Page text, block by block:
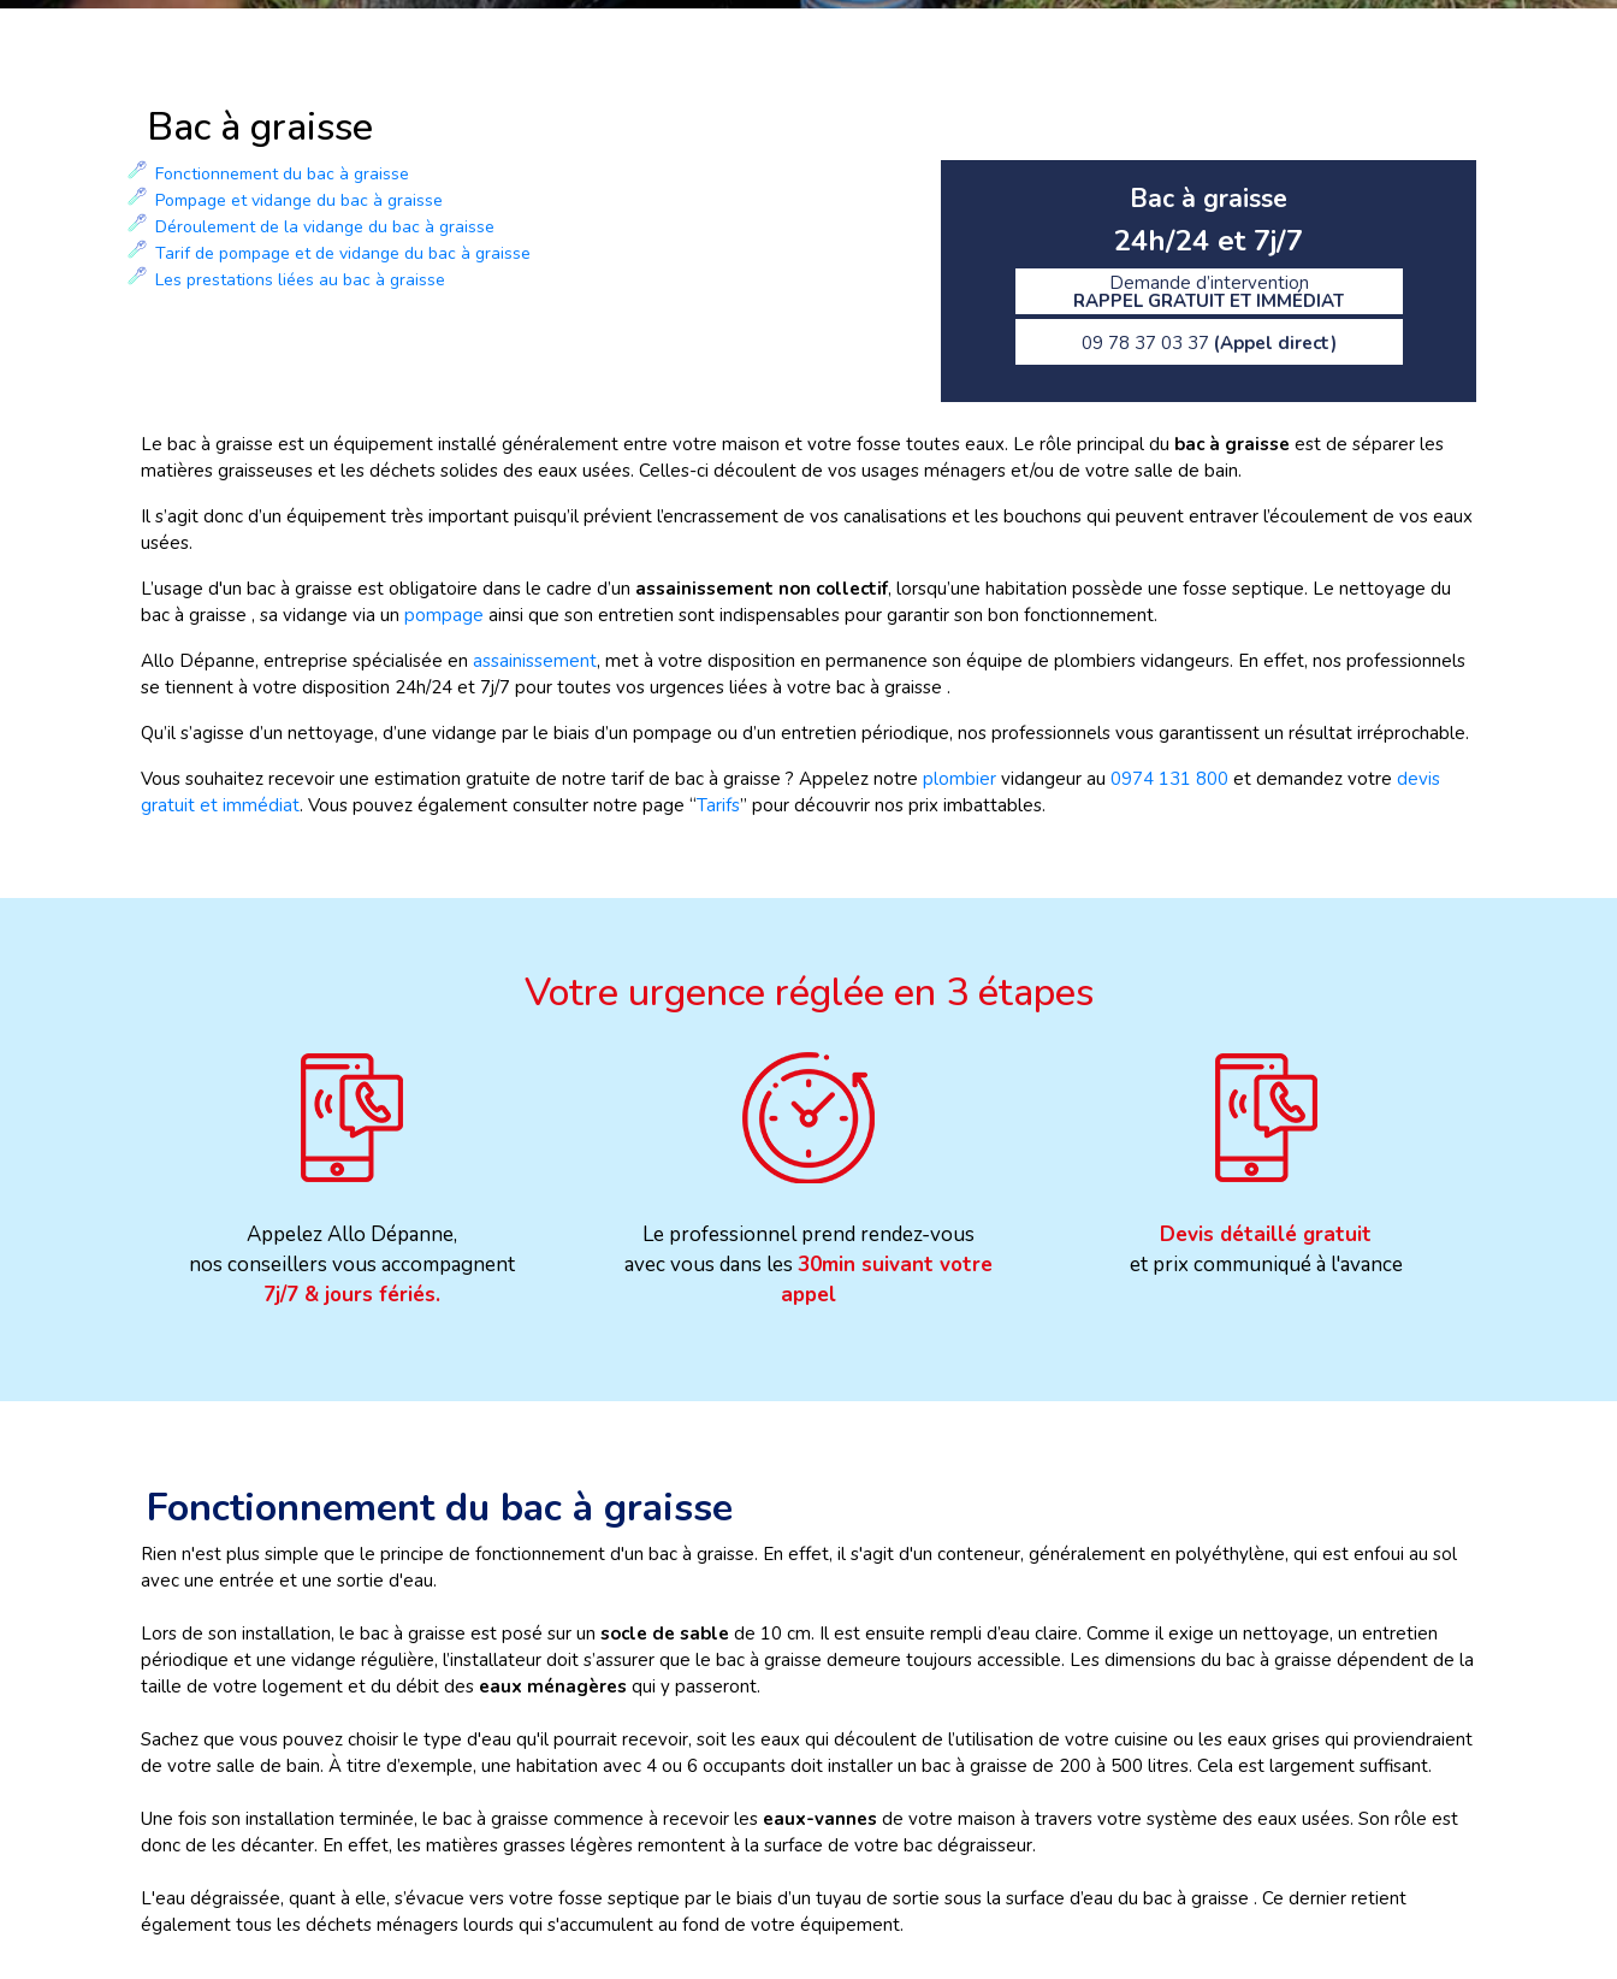
Bac à graisse
Fonctionnement du bac à graisse
Pompage et vidange du bac à graisse
Déroulement de la vidange du bac à graisse
Tarif de pompage et de vidange du bac à graisse
Les prestations liées au bac à graisse
Bac à graisse
24h/24 et 7j/7
Demande d’intervention
RAPPEL GRATUIT ET IMMÉDIAT
09 78 37 03 37 (Appel direct)
Le bac à graisse est un équipement installé généralement entre votre maison et votre fosse toutes eaux. Le rôle principal du bac à graisse est de séparer les
matières graisseuses et les déchets solides des eaux usées. Celles-ci découlent de vos usages ménagers et/ou de votre salle de bain.
Il s’agit donc d’un équipement très important puisqu’il prévient l’encrassement de vos canalisations et les bouchons qui peuvent entraver l’écoulement de vos eaux
usées.
L’usage d'un bac à graisse est obligatoire dans le cadre d’un assainissement non collectif, lorsqu’une habitation possède une fosse septique. Le nettoyage du
bac à graisse , sa vidange via un pompage ainsi que son entretien sont indispensables pour garantir son bon fonctionnement.
Allo Dépanne, entreprise spécialisée en assainissement, met à votre disposition en permanence son équipe de plombiers vidangeurs. En effet, nos professionnels
se tiennent à votre disposition 24h/24 et 7j/7 pour toutes vos urgences liées à votre bac à graisse .
Qu’il s’agisse d’un nettoyage, d’une vidange par le biais d’un pompage ou d’un entretien périodique, nos professionnels vous garantissent un résultat irréprochable.
Vous souhaitez recevoir une estimation gratuite de notre tarif de bac à graisse ? Appelez notre plombier vidangeur au 0974 131 800 et demandez votre devis
gratuit et immédiat. Vous pouvez également consulter notre page “Tarifs” pour découvrir nos prix imbattables.
Votre urgence réglée en 3 étapes
Appelez Allo Dépanne,
nos conseillers vous accompagnent
7j/7 & jours fériés.
Le professionnel prend rendez-vous
avec vous dans les 30min suivant votre
appel
Devis détaillé gratuit
et prix communiqué à l'avance
Fonctionnement du bac à graisse
Rien n'est plus simple que le principe de fonctionnement d'un bac à graisse. En effet, il s'agit d'un conteneur, généralement en polyéthylène, qui est enfoui au sol
avec une entrée et une sortie d'eau.
Lors de son installation, le bac à graisse est posé sur un socle de sable de 10 cm. Il est ensuite rempli d’eau claire. Comme il exige un nettoyage, un entretien
périodique et une vidange régulière, l’installateur doit s’assurer que le bac à graisse demeure toujours accessible. Les dimensions du bac à graisse dépendent de la
taille de votre logement et du débit des eaux ménagères qui y passeront.
Sachez que vous pouvez choisir le type d'eau qu'il pourrait recevoir, soit les eaux qui découlent de l’utilisation de votre cuisine ou les eaux grises qui proviendraient
de votre salle de bain. À titre d’exemple, une habitation avec 4 ou 6 occupants doit installer un bac à graisse de 200 à 500 litres. Cela est largement suffisant.
Une fois son installation terminée, le bac à graisse commence à recevoir les eaux-vannes de votre maison à travers votre système des eaux usées. Son rôle est
donc de les décanter. En effet, les matières grasses légères remontent à la surface de votre bac dégraisseur.
L'eau dégraissée, quant à elle, s’évacue vers votre fosse septique par le biais d’un tuyau de sortie sous la surface d’eau du bac à graisse . Ce dernier retient
également tous les déchets ménagers lourds qui s'accumulent au fond de votre équipement.